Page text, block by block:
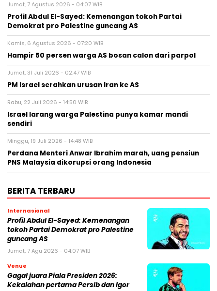
Jumat, 7 Agustus 2026 - 04:07 WIB
Profil Abdul El-Sayed: Kemenangan tokoh Partai
Demokrat pro Palestine guncang AS
Kamis, 6 Agustus 2026 - 07:20 WIB
Hampir 50 persen warga AS bosan calon dari parpol
Jumat, 31 Juli 2026 - 02:47 WIB
PM Israel serahkan urusan Iran ke AS
Rabu, 22 Juli 2026 - 14:50 WIB
Israel larang warga Palestina punya kamar mandi
sendiri
Minggu, 19 Juli 2026 - 14:48 WIB
Perdana Menteri Anwar Ibrahim marah, uang pensiun
PNS Malaysia dikorupsi orang Indonesia
BERITA TERBARU
Internasional
Profil Abdul El-Sayed: Kemenangan
tokoh Partai Demokrat pro Palestine
guncang AS
Jumat, 7 Agu 2026 - 04:07 WIB
Venue
Gagal juara Piala Presiden 2026:
Kekalahan pertama Persib dan Igor